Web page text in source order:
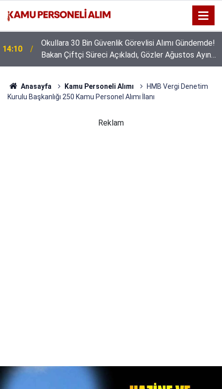
14:10
Okullara 30 Bin Güvenlik Görevlisi Alımı Gündemde!
Bakan Çiftçi Süreci Açıkladı, Gözler Ağustos Ayına
Çevrildi
Anasayfa Kamu Personeli Alımı
HMB Vergi Denetim
Kurulu Başkanlığı 250 Kamu Personel Alımı İlanı
Reklam